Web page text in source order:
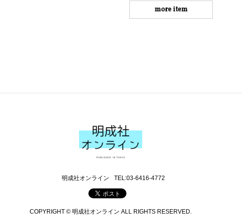
more item
明成社オンライン TEL:03-6416-4772
COPYRIGHT © 明成社オンライン ALL RIGHTS RESERVED.